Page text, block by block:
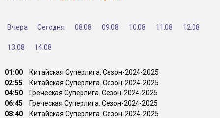
Вчера Сегодня 08.08 09.08 10.08 11.08 12.08
13.08 14.08
01:00
Китайская Суперлига. Сезон-2024-2025
02:55
Китайская Суперлига. Сезон-2024-2025
04:50
Греческая Суперлига. Сезон-2024-2025
06:45
Греческая Суперлига. Сезон-2024-2025
08:40
Китайская Суперлига. Сезон-2024-2025